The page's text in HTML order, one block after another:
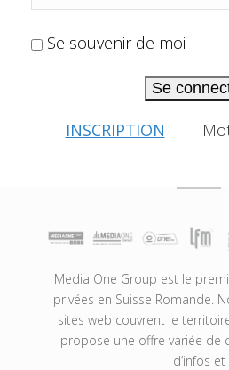
Se souvenir de moi
Se
INSCRIPTION
Media One Group est le
privées en Suisse Romande.
sites web couvrent le
propose une offre variée de
d’infos et